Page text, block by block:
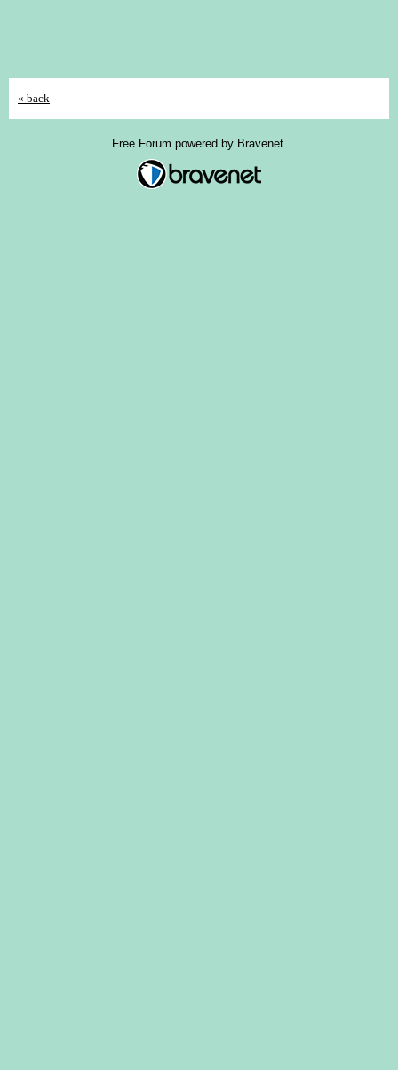
« back
Free Forum powered by Bravenet